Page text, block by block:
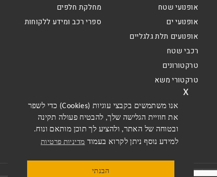
אנו משתמשים בקבצי עוגיות (Cookies) כדי לשפר
את חוויית הגלישה שלך, להבטיח פעולה תקינה
ובטוחה של האתר, ולהציע לך תוכן מותאם ונוח.
למידע נוסף ניתן לקרוא בעמוד מדיניות פרטיות
הבנתי
x
אופנועי שטח
אופנועי ים
אופנועים תלת גלגליים
רכבי שטח
טרקטורונים
טרקטורי משא
מחלקת חלפים
ספרי רכב ומידע ללקוחות
תקנון האתר תקנון מבצעים דו גלגלי